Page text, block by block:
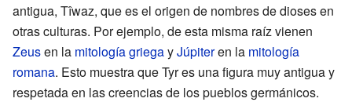
antigua, Tîwaz, que es el origen de nombres de dioses en
otras culturas. Por ejemplo, de esta misma raíz vienen
Zeusen la mitología griegayJúpiteren la mitología
romana. Esto muestra que Tyr es una figura muy antigua y
respetada en las creencias de los pueblos germánicos.